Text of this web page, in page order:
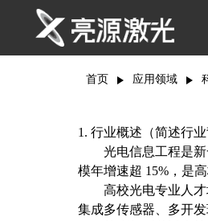
首页 应用领域
1. 行业概述（简述行
光电信息工程是
模年增速超 15%，是
高校光电专业人
集成多传感器、多开